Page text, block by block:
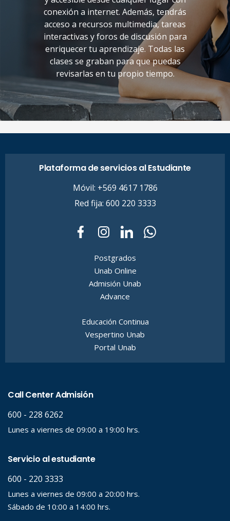
conexión a internet. Además, tendrás
acceso a recursos multimedia, tareas
interactivas y foros de discusión para
enriquecer tu aprendizaje. Todas las
clases se graban para que puedas
revisarlas en tu propio tiempo.